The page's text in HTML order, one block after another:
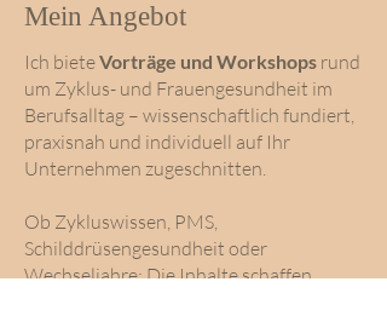
Mein Angebot
Ich bieteVorträge und Workshops rund
um Zyklus- und Frauengesundheit im
Berufsalltag – wissenschaftlich fundiert,
praxisnah und individuell auf Ihr
Unternehmen zugeschnitten.
Ob Zykluswissen, PMS,
Schilddrüsengesundheit oder
Wechseljahre: Die Inhalte schaffen